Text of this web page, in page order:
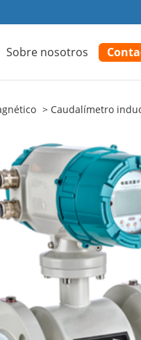
Sobre nosotros
Caudalímetro